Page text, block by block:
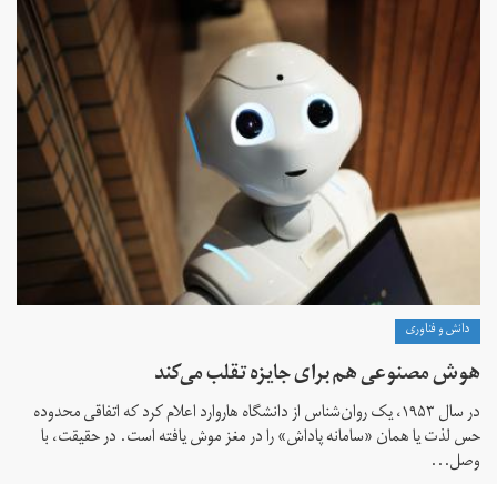
دانش و فناوری
هوش مصنوعی هم برای جایزه تقلب می‌کند
در سال ۱۹۵۳، یک روان‌شناس از دانشگاه هاروارد اعلام کرد که اتفاقی محدوده
حس لذت یا همان «سامانه پاداش» را در مغز موش یافته است. در حقیقت، با
وصل...